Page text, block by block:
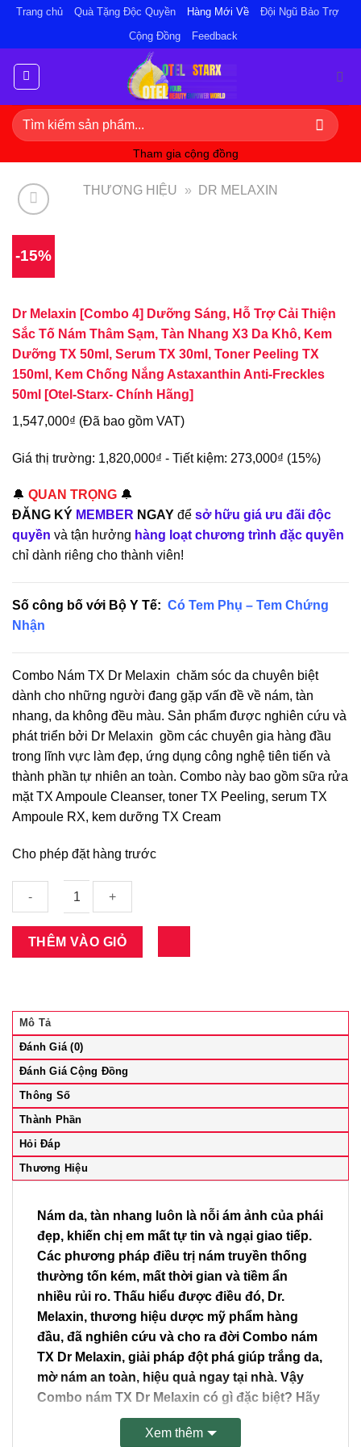
nội
dung
Trang chủ Quà Tặng Độc Quyền Hàng Mới Về
Đội Ngũ Bảo Trợ
Cộng Đồng
Feedback
Tìm
kiếm:
Tham gia cộng đồng
THƯƠNG HIỆU » DR MELAXIN
-15%
Dr Melaxin [Combo 4] Dưỡng Sáng, Hỗ Trợ Cải Thiện
Sắc Tố Nám Thâm Sạm, Tàn Nhang X3 Da Khô, Kem
Dưỡng TX 50ml, Serum TX 30ml, Toner Peeling TX
150ml, Kem Chống Nắng Astaxanthin Anti-Freckles
50ml [Otel-Starx- Chính Hãng]
1,547,000₫ (Đã bao gồm VAT)
Giá thị trường: 1,820,000₫ - Tiết kiệm: 273,000₫ (15%)
🔔 QUAN TRỌNG 🔔
ĐĂNG KÝ MEMBER NGAY để sở hữu giá ưu đãi độc
quyền và tận hưởng hàng loạt chương trình đặc quyền
chỉ dành riêng cho thành viên!
Số công bố với Bộ Y Tế: Có Tem Phụ – Tem Chứng
Nhận
Combo Nám TX Dr Melaxin chăm sóc da chuyên biệt
dành cho những người đang gặp vấn đề về nám, tàn
nhang, da không đều màu. Sản phẩm được nghiên cứu và
phát triển bởi Dr Melaxin gồm các chuyên gia hàng đầu
trong lĩnh vực làm đẹp, ứng dụng công nghệ tiên tiến và
thành phần tự nhiên an toàn. Combo này bao gồm sữa rửa
mặt TX Ampoule Cleanser, toner TX Peeling, serum TX
Ampoule RX, kem dưỡng TX Cream
Cho phép đặt hàng trước
Dưỡng
Sáng,
Hỗ
Trợ
Cải
Thiện
Sắc
Tố
Nám
Thâm
Nhang
Dưỡng
50ml,
Serum
THÊM VÀO GIỎ
Mô Tả
Đánh Giá (0)
Đánh Giá Cộng Đồng
Thông Số
Thành Phần
Hỏi Đáp
Thương Hiệu
Nám da, tàn nhang luôn là nỗi ám ảnh của phái
đẹp, khiến chị em mất tự tin và ngại giao tiếp.
Các phương pháp điều trị nám truyền thống
thường tốn kém, mất thời gian và tiềm ẩn
nhiều rủi ro. Thấu hiểu được điều đó, Dr.
Melaxin, thương hiệu dược mỹ phẩm hàng
đầu, đã nghiên cứu và cho ra đời Combo nám
TX Dr Melaxin, giải pháp đột phá giúp trắng da,
mờ nám an toàn, hiệu quả ngay tại nhà. Vậy
Combo nám TX Dr Melaxin có gì đặc biệt? Hãy
cùng khám phá chi tiết trong bài viết này!
Xem thêm